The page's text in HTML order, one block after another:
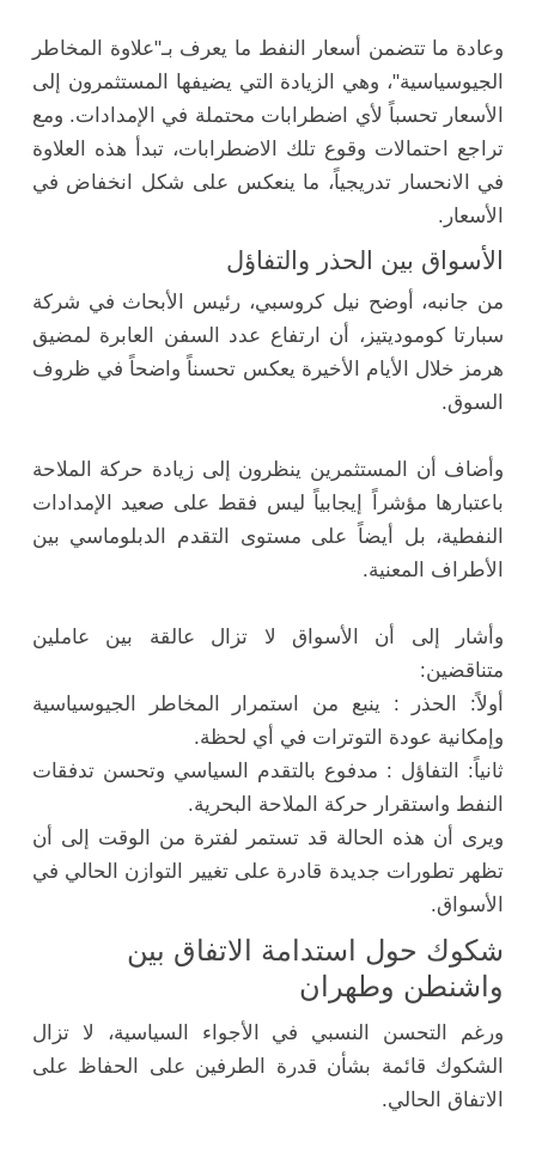
وعادة ما تتضمن أسعار النفط ما يعرف بـ"علاوة المخاطر
الجيوسياسية"، وهي الزيادة التي يضيفها المستثمرون إلى
الأسعار تحسباً لأي اضطرابات محتملة في الإمدادات. ومع
تراجع احتمالات وقوع تلك الاضطرابات، تبدأ هذه العلاوة
في الانحسار تدريجياً، ما ينعكس على شكل انخفاض في
الأسعار.
الأسواق بين الحذر والتفاؤل
من جانبه، أوضح نيل كروسبي، رئيس الأبحاث في شركة
سبارتا كوموديتيز، أن ارتفاع عدد السفن العابرة لمضيق
هرمز خلال الأيام الأخيرة يعكس تحسناً واضحاً في ظروف
السوق.
وأضاف أن المستثمرين ينظرون إلى زيادة حركة الملاحة
باعتبارها مؤشراً إيجابياً ليس فقط على صعيد الإمدادات
النفطية، بل أيضاً على مستوى التقدم الدبلوماسي بين
الأطراف المعنية.
وأشار إلى أن الأسواق لا تزال عالقة بين عاملين
متناقضين:
أولاً: الحذر : ينبع من استمرار المخاطر الجيوسياسية
وإمكانية عودة التوترات في أي لحظة.
ثانياً: التفاؤل : مدفوع بالتقدم السياسي وتحسن تدفقات
النفط واستقرار حركة الملاحة البحرية.
ويرى أن هذه الحالة قد تستمر لفترة من الوقت إلى أن
تظهر تطورات جديدة قادرة على تغيير التوازن الحالي في
الأسواق.
شكوك حول استدامة الاتفاق بين
واشنطن وطهران
ورغم التحسن النسبي في الأجواء السياسية، لا تزال
الشكوك قائمة بشأن قدرة الطرفين على الحفاظ على
الاتفاق الحالي.